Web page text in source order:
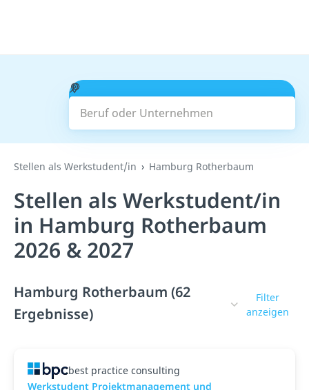
Beruf oder Unternehmen
Suchen
Stellen als Werkstudent/in Hamburg Rotherbaum
Stellen als Werkstudent/in
in Hamburg Rotherbaum
2026 & 2027
Hamburg Rotherbaum (62
Ergebnisse)
Filter
anzeigen
best practice consulting
Werkstudent Projektmanagement und